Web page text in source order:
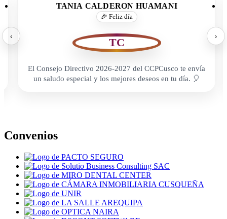
‹
TANIA CALDERON HUAMANI
🎉 Feliz día
TC
El Consejo Directivo 2026-2027 del CCPCusco te envía
un saludo especial y los mejores deseos en tu día. 🎈
›
Convenios